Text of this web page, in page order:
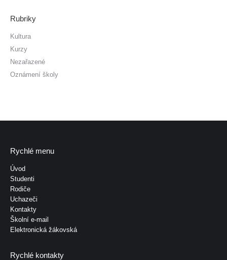
Rubriky
Kultura
Kurzy
Nezařazené
Oznámení školy
Rychlé menu
Úvod
Studenti
Rodiče
Uchazeči
Kontakty
Školní e-mail
Elektronická žákovská
Rychlé kontakty